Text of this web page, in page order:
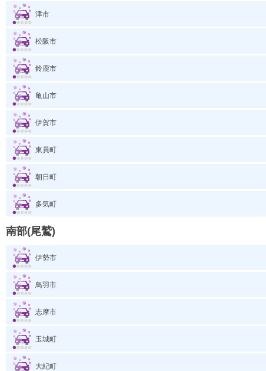
津市
松阪市
鈴鹿市
亀山市
伊賀市
東員町
朝日町
多気町
南部(尾鷲)
伊勢市
鳥羽市
志摩市
玉城町
大紀町